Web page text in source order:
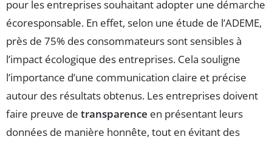
pour les entreprises souhaitant adopter une démarche
écoresponsable. En effet, selon une étude de l’ADEME,
près de 75% des consommateurs sont sensibles à
l’impact écologique des entreprises. Cela souligne
l’importance d’une communication claire et précise
autour des résultats obtenus. Les entreprises doivent
faire preuve de transparence en présentant leurs
données de manière honnête, tout en évitant des